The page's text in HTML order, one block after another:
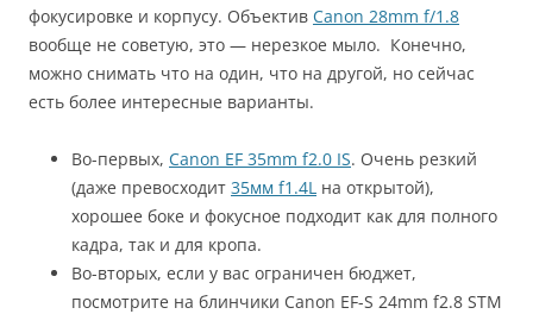
фокусировке и корпусу. Объектив Canon 28mm f/1.8
вообще не советую, это — нерезкое мыло. Конечно,
можно снимать что на один, что на другой, но сейчас
есть более интересные варианты.
Во-первых, Canon EF 35mm f2.0 IS. Очень резкий
(даже превосходит 35мм f1.4L на открытой),
хорошее боке и фокусное подходит как для полного
кадра, так и для кропа.
Во-вторых, если у вас ограничен бюджет,
посмотрите на блинчики Canon EF-S 24mm f2.8 STM